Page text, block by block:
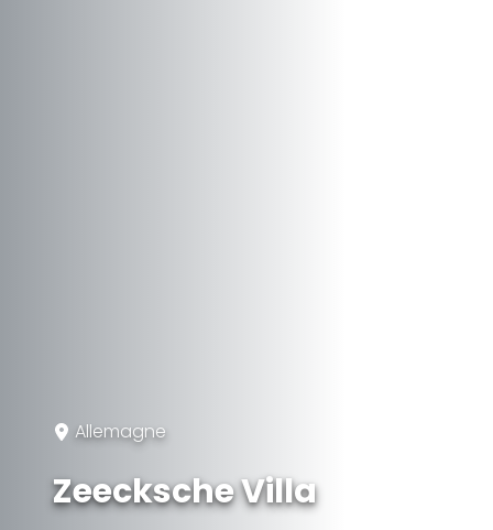
Allemagne
Zeecksche Villa